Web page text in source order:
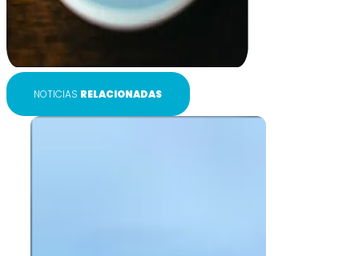
NOTICIAS RELACIONADAS